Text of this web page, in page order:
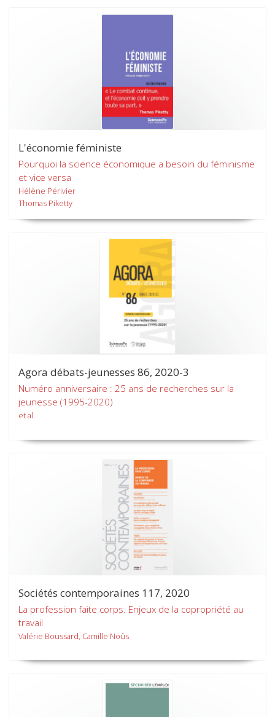
L'économie féministe
Pourquoi la science économique a besoin du féminisme
et vice versa
Hélène Périvier
Thomas Piketty
Agora débats-jeunesses 86, 2020-3
Numéro anniversaire : 25 ans de recherches sur la
jeunesse (1995-2020)
et al.
Sociétés contemporaines 117, 2020
La profession faite corps. Enjeux de la copropriété au
travail
Valérie Boussard, Camille Noûs